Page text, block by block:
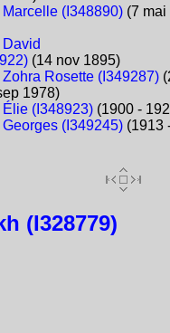
(I348890)(7 mai
(14 nov 1895)
Rosette (I349287)
1978)
(I348923)(1900 -
(I349245)(1913
(I328779)